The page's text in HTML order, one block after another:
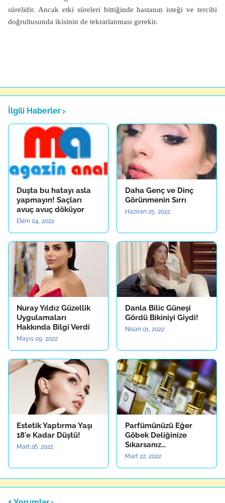
sürelidir. Ancak etki süreleri bittiğinde hastanın isteği ve tercihi
doğrultusunda ikisinin de tekrarlanması gerekir.
İlgili Haberler
Duşta bu hatayı asla
yapmayın! Saçları
avuç avuç döküyor
Ekim 04, 2022
Daha Genç ve Dinç
Görünmenin Sırrı
Haziran 25, 2022
Nuray Yıldız Güzellik
Uygulamaları
Hakkında Bilgi Verdi
Mayıs 09, 2022
Danla Bilic Güneşi
Gördü Bikiniyi Giydi!
Nisan 01, 2022
Estetik Yaptırma Yaşı
18'e Kadar Düştü!
Mart 26, 2022
Parfümünüzü Eğer
Göbek Deliğinize
Sıkarsanız...
Mart 22, 2022